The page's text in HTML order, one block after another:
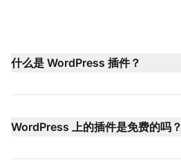
什么是 WordPress 插件？
WordPress 上的插件是免费的吗？